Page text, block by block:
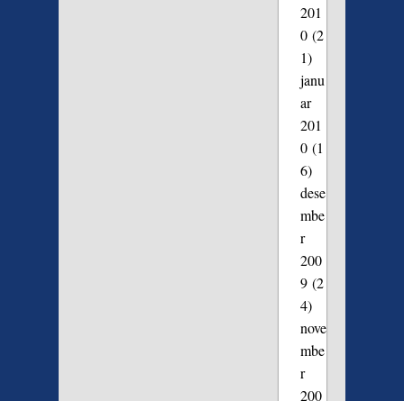
201
0(2
1)
janu
ar
201
0(1
6)
dese
mbe
r
200
9(2
4)
nove
mbe
r
200